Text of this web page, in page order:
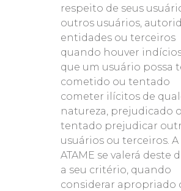
respeito de seus
outros usuários,
entidades ou terceiros
quando houver
que um usuário possa
cometido ou tentado
cometer ilícitos de
natureza, prejudicado
tentado prejudicar
usuários ou terceiros. A
ATAME se valerá deste
a seu critério, quando
considerar apropriado